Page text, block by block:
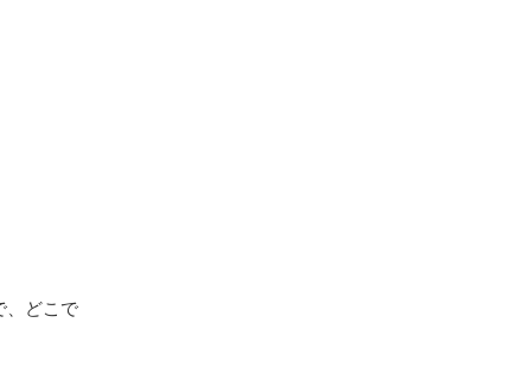
、どこで